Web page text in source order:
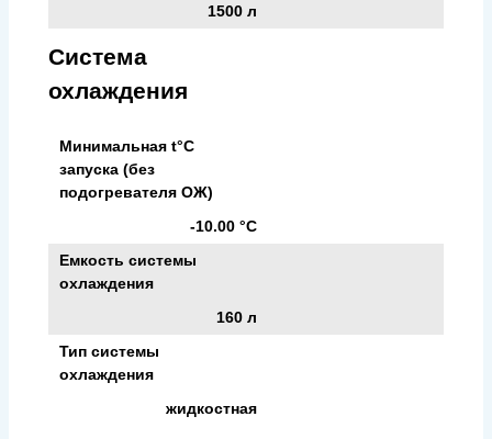
1500 л
Система
охлаждения
Минимальная t°С
запуска (без
подогревателя ОЖ)
-10.00 °С
Емкость системы
охлаждения
160 л
Тип системы
охлаждения
жидкостная